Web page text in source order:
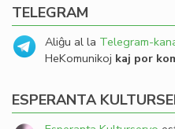
TELEGRAM
Aliĝu al la Telegram-
HeKomunikoj kaj por
ESPERANTA